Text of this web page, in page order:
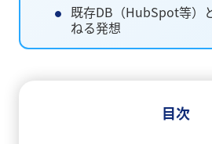
既存DB（HubSpot等）
ねる発想
目次